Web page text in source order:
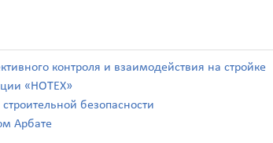
контроля и взаимодействия на стройке
«НОТЕХ»
безопасности
Арбате